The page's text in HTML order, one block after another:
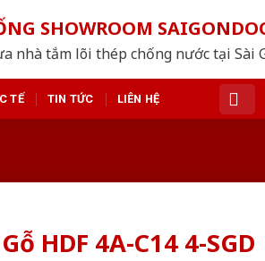
SHOWROOM
nhà tắm lõi thép chống nước tại Sài
TẾ TIN TỨC LIÊN HỆ
HDF 4A-C14 4-SGD